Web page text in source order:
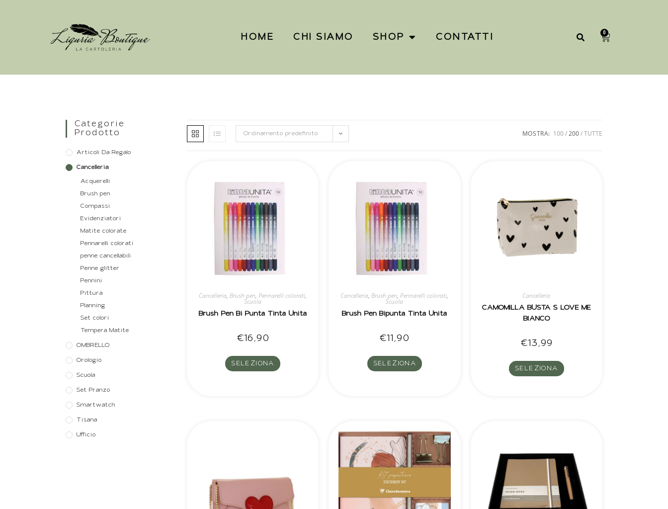
HOME CHI SIAMO SHOP CONTATTI 0
Categorie
Prodotto
Articoli Da Regalo
Cancelleria
Acquerelli
Brush pen
Compassi
Evidenziatori
Matite colorate
Pennarelli colorati
penne cancellabili
Penne glitter
Pennini
Pittura
Planning
Set colori
Tempera Matite
OMBRELLO
Orologio
Scuola
Set Pranzo
Smartwatch
Tisana
Ufficio
Ordinamento predefinito MOSTRA: 100 200 TUTTE
Cancelleria,Brush pen,Pennarelli colorati,
Scuola
Brush Pen Bi Punta Tinta Unita
€16,90
SELEZIONA
Cancelleria,Brush pen,Pennarelli colorati,
Scuola
Brush Pen Bipunta Tinta Unita
€11,90
SELEZIONA
Cancelleria
CAMOMILLA BUSTA S LOVE ME
BIANCO
€13,99
SELEZIONA